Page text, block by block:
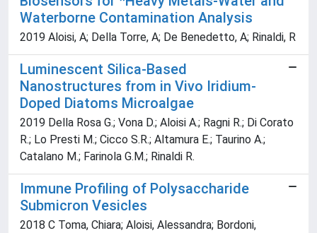
Waterborne Contamination Analysis
2019 Aloisi, A; Della Torre, A; De Benedetto, A; Rinaldi, R
Luminescent Silica-Based
Nanostructures from in Vivo Iridium-
Doped Diatoms Microalgae
2019 Della Rosa G.; Vona D.; Aloisi A.; Ragni R.; Di Corato
R.; Lo Presti M.; Cicco S.R.; Altamura E.; Taurino A.;
Catalano M.; Farinola G.M.; Rinaldi R.
Immune Profiling of Polysaccharide
Submicron Vesicles
2018 C Toma, Chiara; Aloisi, Alessandra; Bordoni,